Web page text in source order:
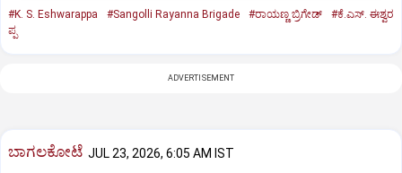
#K. S. Eshwarappa #Sangolli Rayanna Brigade #ರಾಯಣ್ಣ ಬ್ರಿಗೇಡ್‌
#ಕೆ.ಎಸ್‌. ಈಶ್ವರ
ಪ್ಪ
ADVERTISEMENT
ಬಾಗಲಕೋಟೆ JUL 23, 2026, 6:05 AM IST